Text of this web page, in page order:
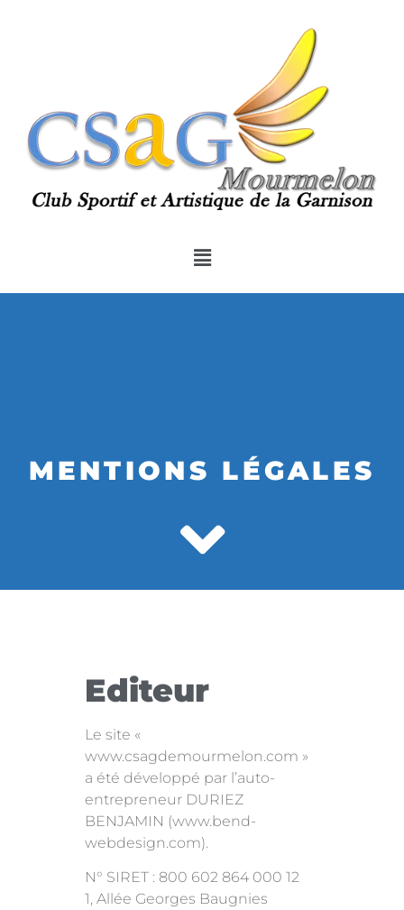
MENTIONS LÉGALES
Editeur
Le site «
www.csagdemourmelon.com »
a été développé par l’auto-
entrepreneur DURIEZ
BENJAMIN (www.bend-
webdesign.com).
N° SIRET : 800 602 864 000 12
1, Allée Georges Baugnies